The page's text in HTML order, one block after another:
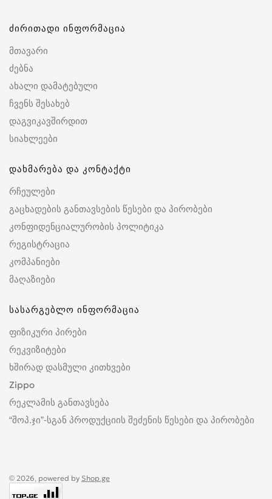
ძირითადი ინფორმაცია
მთავარი
ძებნა
ახალი დამატებული
ჩვენს შესახებ
დაგვიკავშირდით
სიახლეები
დახმარება და კონტაქტი
რჩეულები
გაცხადების განთავსების წესები და პირობები
კონფიდენციალურობის პოლიტიკა
რეგისტრაცია
კომპანიები
მაღაზიები
სასარგებლო ინფორმაცია
ფიზიკური პირები
რეკვიზიტები
ხშირად დასმული კითხვები
Zippo
რეკლამის განთავსება
“შოპ.ჯი”-სგან პროდუქციის შეძენის წესები და პირობები
© 2026, powered by Shop.ge